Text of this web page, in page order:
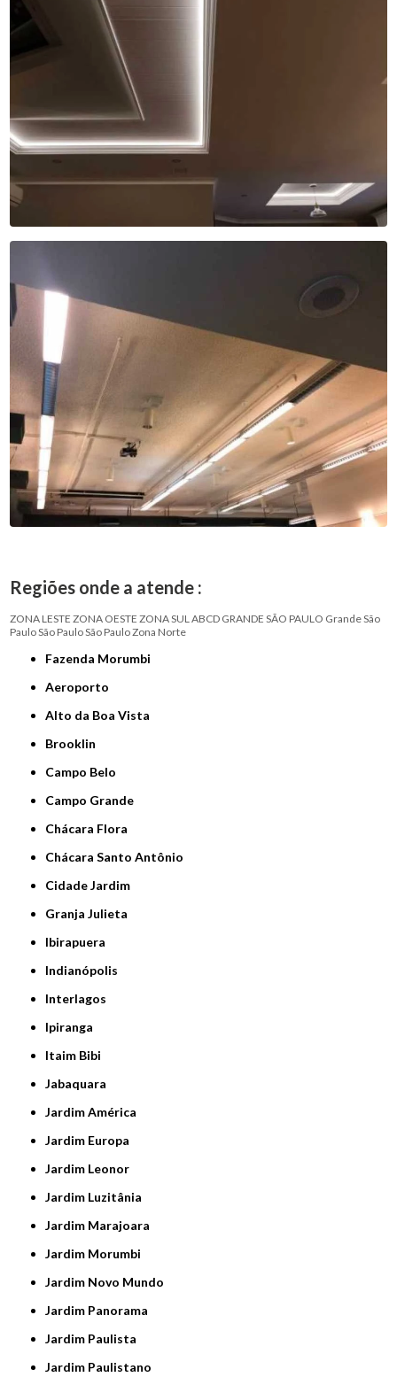
Regiões onde a atende :
ZONA LESTE ZONA OESTE ZONA SULABCD GRANDE SÃO PAULO Grande São
PauloSão PauloSão PauloZona Norte
Fazenda Morumbi
Aeroporto
Alto da Boa Vista
Brooklin
Campo Belo
Campo Grande
Chácara Flora
Chácara Santo Antônio
Cidade Jardim
Granja Julieta
Ibirapuera
Indianópolis
Interlagos
Ipiranga
Itaim Bibi
Jabaquara
Jardim América
Jardim Europa
Jardim Leonor
Jardim Luzitânia
Jardim Marajoara
Jardim Morumbi
Jardim Novo Mundo
Jardim Panorama
Jardim Paulista
Jardim Paulistano